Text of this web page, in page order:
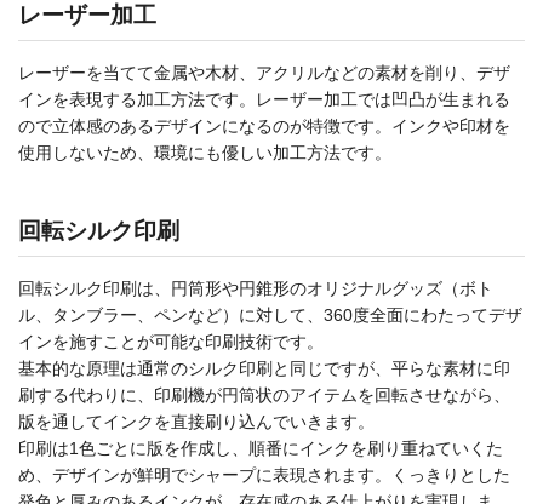
レーザー加工
レーザーを当てて金属や木材、アクリルなどの素材を削り、デザ
インを表現する加工方法です。レーザー加工では凹凸が生まれる
ので立体感のあるデザインになるのが特徴です。インクや印材を
使用しないため、環境にも優しい加工方法です。
回転シルク印刷
回転シルク印刷は、円筒形や円錐形のオリジナルグッズ（ボト
ル、タンブラー、ペンなど）に対して、360度全面にわたってデザ
インを施すことが可能な印刷技術です。
基本的な原理は通常のシルク印刷と同じですが、平らな素材に印
刷する代わりに、印刷機が円筒状のアイテムを回転させながら、
版を通してインクを直接刷り込んでいきます。
印刷は1色ごとに版を作成し、順番にインクを刷り重ねていくた
め、デザインが鮮明でシャープに表現されます。くっきりとした